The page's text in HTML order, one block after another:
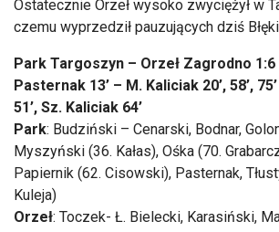
Ostatecznie Orzeł wysoko zwyciężył w
czemu wyprzedził pauzujących dziś
Park Targoszyn – Orzeł Zagrodno 1:6
Pasternak 13’ – M. Kaliciak 20’, 58’,
51’, Sz. Kaliciak 64’
Park: Budziński – Cenarski, Bodnar,
Myszyński (36. Kałas), Ośka (70.
Papiernik (62. Cisowski), Pasternak,
Kuleja)
Orzeł: Toczek- Ł. Bielecki, Karasiński,